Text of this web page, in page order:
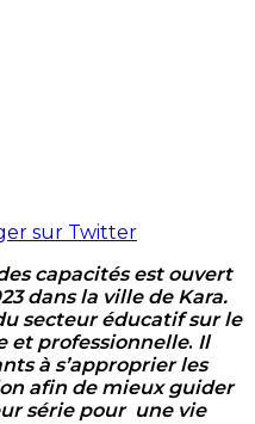
sur Twitter
capacités est ouvert
dans la ville de Kara.
secteur éducatif sur le
et professionnelle. Il
à s’approprier les
afin de mieux guider
série pour une vie